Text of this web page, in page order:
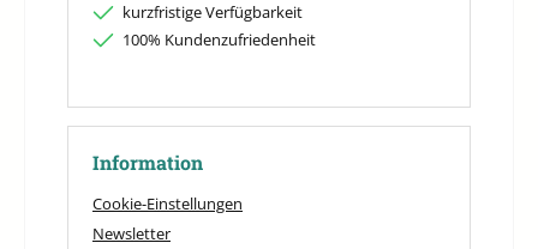
kurzfristige Verfügbarkeit
100% Kundenzufriedenheit
Information
Cookie-Einstellungen
Newsletter